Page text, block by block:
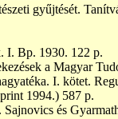
gyűjtését.
I. Bp. 1930. 122 p.
a Magyar
I. kötet.
1994.) 587 p.
és